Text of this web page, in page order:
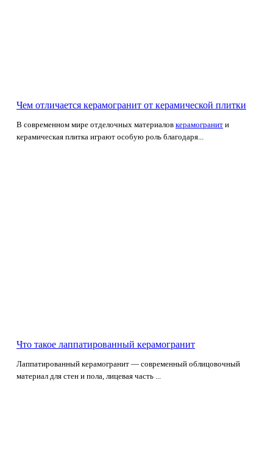
Чем отличается керамогранит от керамической плитки
В современном мире отделочных материалов керамогранит и
керамическая плитка играют особую роль благодаря...
Что такое лаппатированный керамогранит
Лаппатированный керамогранит — современный облицовочный
материал для стен и пола, лицевая часть ...